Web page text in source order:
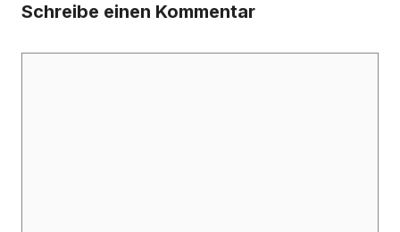
Schreibe einen Kommentar